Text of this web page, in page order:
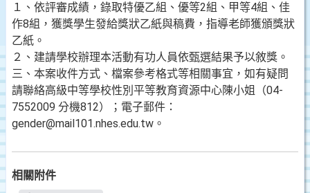
１、依評審成績，錄取特優乙組、優等2組、甲等4組、佳
作8組，獲獎學生發給獎狀乙紙與稿費，指導老師獲頒獎狀
乙紙。
２、建請學校辦理本活動有功人員依甄選結果予以敘獎。
三、本案收件方式、檔案參考格式等相關事宜，如有疑問
請聯絡高級中等學校性別平等教育資源中心陳小姐（04-
7552009 分機812）；電子郵件：
gender@mail101.nhes.edu.tw。
相關附件